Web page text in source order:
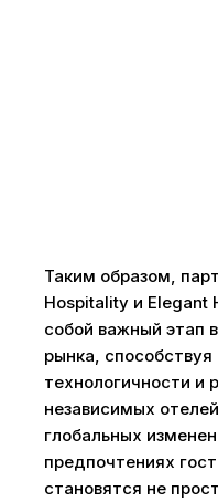
Таким образом,
Hospitality и Elegant
собой важный этап
рынка, способствуя
технологичности и
независимых
глобальных
предпочтениях
становятся не